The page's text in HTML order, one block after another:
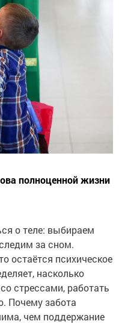
полноценной жизни
о теле: выбираем
за сном.
остаётся психическое
насколько
стрессами, работать
Почему забота
чем поддержание